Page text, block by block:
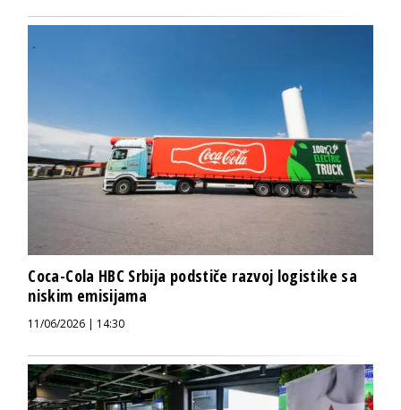
Coca-Cola HBC Srbija podstiče razvoj logistike sa
niskim emisijama
11/06/2026 | 14:30